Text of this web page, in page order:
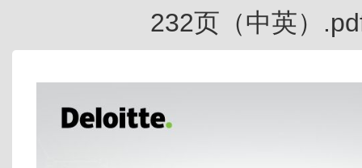
232页（中英）